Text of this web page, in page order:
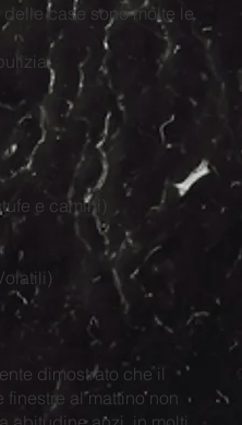
delle case sono molte le
e camini)
dimostrato che il
al mattino non